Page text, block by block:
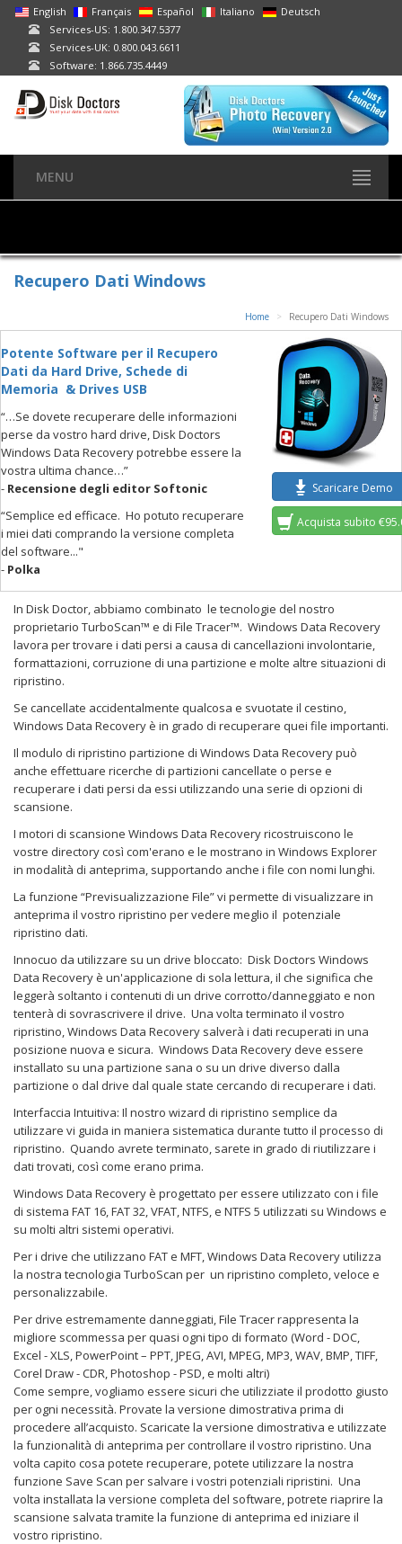
English Français Español Italiano
Deutsch
Services-US: 1.800.347.5377
Services-UK: 0.800.043.6611
Software: 1.866.735.4449
MENU
Recupero Dati Windows
Home Recupero Dati Windows
Potente Software per il Recupero
Dati da Hard Drive, Schede di
Memoria & Drives USB
“…Se dovete recuperare delle informazioni
perse da vostro hard drive, Disk Doctors
Windows Data Recovery potrebbe essere la
vostra ultima chance…”
- Recensione degli editor Softonic
“Semplice ed efficace. Ho potuto recuperare
i miei dati comprando la versione completa
del software..."
- Polka
Scaricare Demo
Acquista subito
In Disk Doctor, abbiamo combinato le tecnologie del nostro
proprietario TurboScan™ e di File Tracer™. Windows Data Recovery
lavora per trovare i dati persi a causa di cancellazioni involontarie,
formattazioni, corruzione di una partizione e molte altre situazioni di
ripristino.
Se cancellate accidentalmente qualcosa e svuotate il cestino,
Windows Data Recovery è in grado di recuperare quei file importanti.
Il modulo di ripristino partizione di Windows Data Recovery può
anche effettuare ricerche di partizioni cancellate o perse e
recuperare i dati persi da essi utilizzando una serie di opzioni di
scansione.
I motori di scansione Windows Data Recovery ricostruiscono le
vostre directory così com'erano e le mostrano in Windows Explorer
in modalità di anteprima, supportando anche i file con nomi lunghi.
La funzione “Previsualizzazione File” vi permette di visualizzare in
anteprima il vostro ripristino per vedere meglio il potenziale
ripristino dati.
Innocuo da utilizzare su un drive bloccato: Disk Doctors Windows
Data Recovery è un'applicazione di sola lettura, il che significa che
leggerà soltanto i contenuti di un drive corrotto/danneggiato e non
tenterà di sovrascrivere il drive. Una volta terminato il vostro
ripristino, Windows Data Recovery salverà i dati recuperati in una
posizione nuova e sicura. Windows Data Recovery deve essere
installato su una partizione sana o su un drive diverso dalla
partizione o dal drive dal quale state cercando di recuperare i dati.
Interfaccia Intuitiva: Il nostro wizard di ripristino semplice da
utilizzare vi guida in maniera sistematica durante tutto il processo di
ripristino. Quando avrete terminato, sarete in grado di riutilizzare i
dati trovati, così come erano prima.
Windows Data Recovery è progettato per essere utilizzato con i file
di sistema FAT 16, FAT 32, VFAT, NTFS, e NTFS 5 utilizzati su Windows e
su molti altri sistemi operativi.
Per i drive che utilizzano FAT e MFT, Windows Data Recovery utilizza
la nostra tecnologia TurboScan per un ripristino completo, veloce e
personalizzabile.
Per drive estremamente danneggiati, File Tracer rappresenta la
migliore scommessa per quasi ogni tipo di formato (Word - DOC,
Excel - XLS, PowerPoint – PPT, JPEG, AVI, MPEG, MP3, WAV, BMP, TIFF,
Corel Draw - CDR, Photoshop - PSD, e molti altri)
Come sempre, vogliamo essere sicuri che utilizziate il prodotto giusto
per ogni necessità. Provate la versione dimostrativa prima di
procedere all’acquisto. Scaricate la versione dimostrativa e utilizzate
la funzionalità di anteprima per controllare il vostro ripristino. Una
volta capito cosa potete recuperare, potete utilizzare la nostra
funzione Save Scan per salvare i vostri potenziali ripristini. Una
volta installata la versione completa del software, potrete riaprire la
scansione salvata tramite la funzione di anteprima ed iniziare il
vostro ripristino.